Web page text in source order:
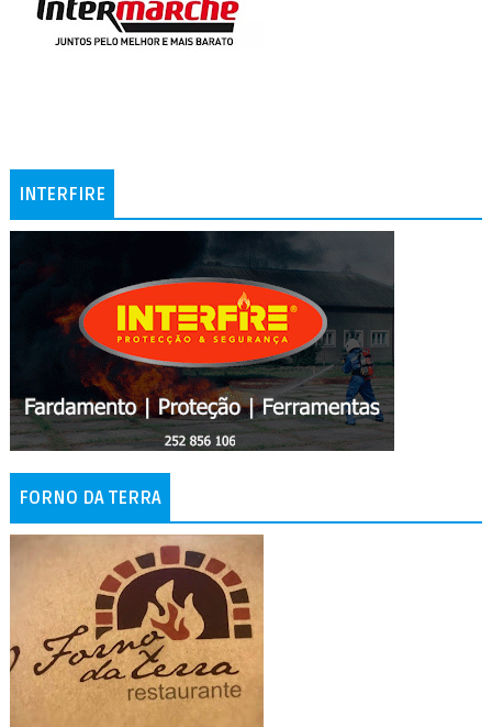
INTERFIRE
FORNO DA TERRA